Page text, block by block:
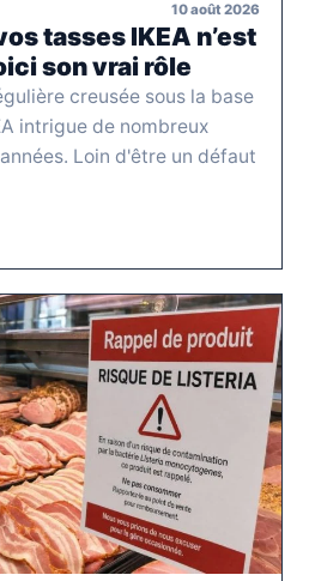
10 août 2026
tasses IKEA n’est
son vrai rôle
creusée sous la base
intrigue de nombreux
Loin d'être un défaut